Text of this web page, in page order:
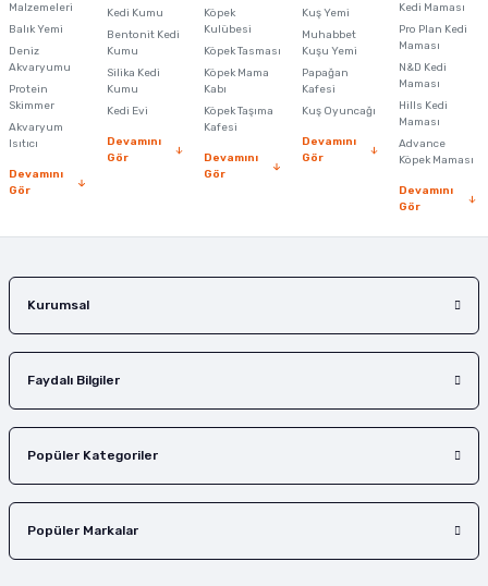
Ürün resmi kalitesiz, bozuk veya görüntülenemiyor.
Ürün açıklamasında eksik bilgiler bulunuyor.
Ürün bilgilerinde hatalar bulunuyor.
Ürün fiyatı diğer sitelerden daha pahalı.
Bu ürüne benzer farklı alternatifler olmalı.
Malzemeleri
Balık Yemi
Deniz
Akvaryumu
Protein
Skimmer
Akvaryum
Isıtıcı
Devamını
Gör
Kedi Kumu
Bentonit Kedi
Kumu
Silika Kedi
Kumu
Kedi Evi
Devamını
Gör
Köpek
Kulübesi
Köpek Tasması
Köpek Mama
Kabı
Köpek Taşıma
Kafesi
Devamını
Gör
Kuş Yemi
Muhabbet
Kuşu Yemi
Papağan
Kafesi
Kuş Oyuncağı
Devamını
Gör
Kedi Maması
Pro Plan Kedi
Maması
N&D Kedi
Maması
Hills Kedi
Maması
Advance
Köpek Maması
Devamını
Gör
Kurumsal
Faydalı Bilgiler
Popüler Kategoriler
Popüler Markalar